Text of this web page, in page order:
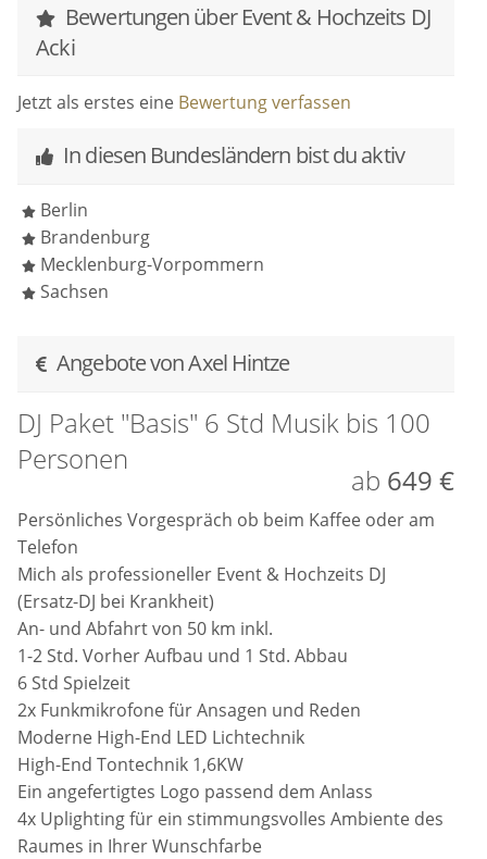
✔ Persönliche Betreuung vom ersten Gespräch bis
zum letzten Song
Euer DJ Acki – Axel Hintze
Bewertungen über Event & Hochzeits DJ
Acki
Jetzt als erstes eine Bewertung verfassen
In diesen Bundesländern bist du aktiv
Berlin
Brandenburg
Mecklenburg-Vorpommern
Sachsen
Angebote von Axel Hintze
DJ Paket "Basis" 6 Std Musik bis 100
Personen
ab 649 €
Persönliches Vorgespräch ob beim Kaffee oder am
Telefon
Mich als professioneller Event & Hochzeits DJ
(Ersatz-DJ bei Krankheit)
An- und Abfahrt von 50 km inkl.
1-2 Std. Vorher Aufbau und 1 Std. Abbau
6 Std Spielzeit
2x Funkmikrofone für Ansagen und Reden
Moderne High-End LED Lichtechnik
High-End Tontechnik 1,6KW
Ein angefertigtes Logo passend dem Anlass
4x Uplighting für ein stimmungsvolles Ambiente des
Raumes in Ihrer Wunschfarbe